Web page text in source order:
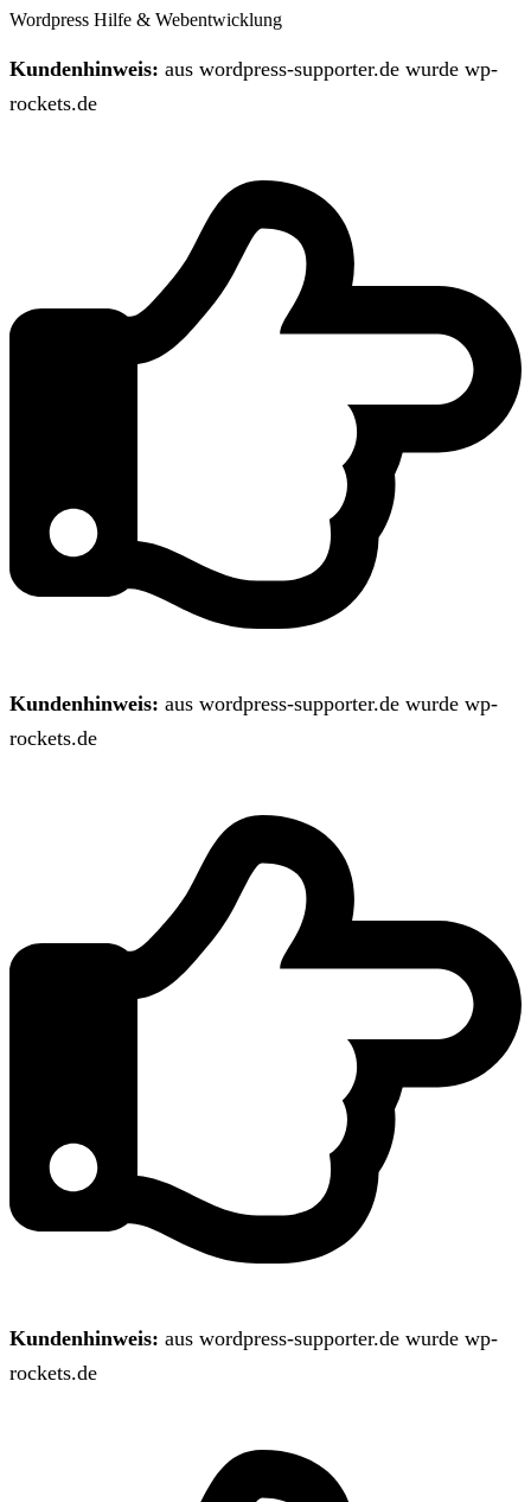
Wordpress Hilfe & Webentwicklung
Kundenhinweis: aus wordpress-supporter.de wurde wp-
rockets.de
Kundenhinweis: aus wordpress-supporter.de wurde wp-
rockets.de
Kundenhinweis: aus wordpress-supporter.de wurde wp-
rockets.de